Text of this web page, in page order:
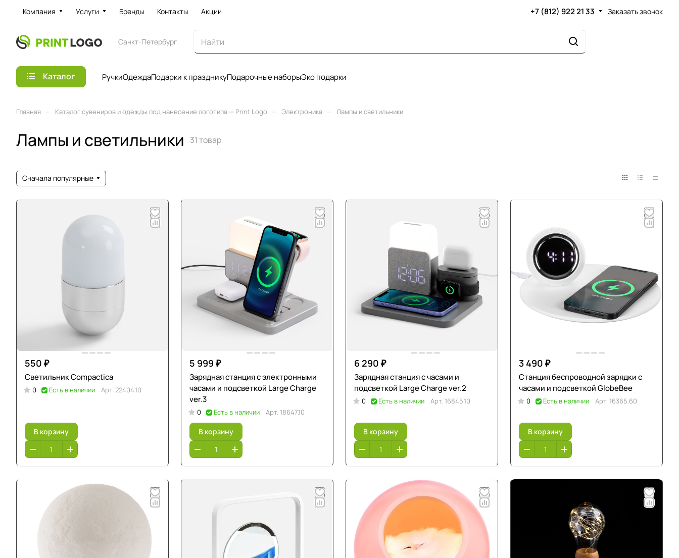
Компания Услуги Бренды Контакты Акции +7 (812) 922 21 33 Заказать звонок
Санкт-Петербург
Каталог РучкиОдеждаПодарки к праздникуПодарочные наборыЭко подарки
Главная Каталог сувениров и одежды под нанесение логотипа — Print Logo Электроника Лампы и светильники
Лампы и светильники 31 товар
Сначала популярные
550 ₽
Светильник Compactica
0 Есть в наличии Арт. 22404.10
В корзину
5 999 ₽
Зарядная станция с электронными
часами и подсветкой Large Charge
ver.3
0 Есть в наличии Арт. 18647.10
В корзину
6 290 ₽
Зарядная станция с часами и
подсветкой Large Charge ver.2
0 Есть в наличии Арт. 16845.10
В корзину
3 490 ₽
Станция беспроводной зарядки с
часами и подсветкой GlobeBee
0 Есть в наличии Арт. 16365.60
В корзину